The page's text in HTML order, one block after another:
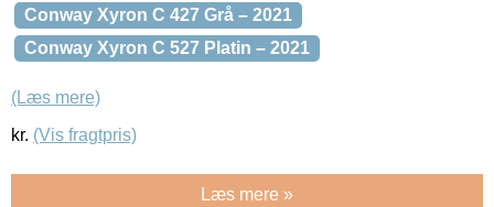
Conway Xyron C 427 Grå – 2021
Conway Xyron C 527 Platin – 2021
(Læs mere)
kr. (Vis fragtpris)
Læs mere »